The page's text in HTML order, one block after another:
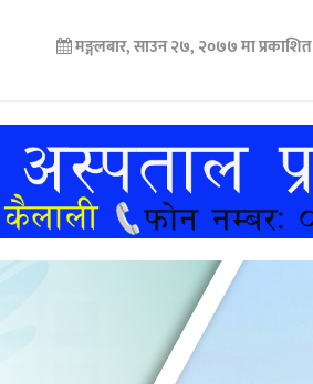
मङ्गलबार, साउन २७, २०७७ मा प्रकाशित